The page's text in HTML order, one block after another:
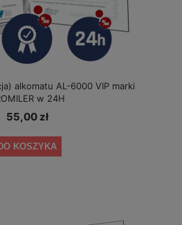
alkomatu AL-6000 VIP marki
w 24H
55,00 zł
DO KOSZYKA